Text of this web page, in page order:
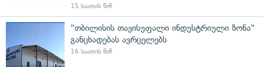
15 საათის წინ
"თბილისის თავისუფალი ინდუსტრიული ზონა"
განცხადებას ავრცელებს
16 საათის წინ